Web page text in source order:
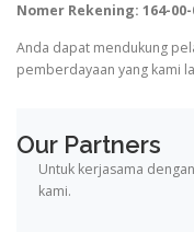
Nomer Rekening: 164-00-
Anda dapat mendukung
pemberdayaan yang kami
Our Partners
Untuk kerjasama
kami.